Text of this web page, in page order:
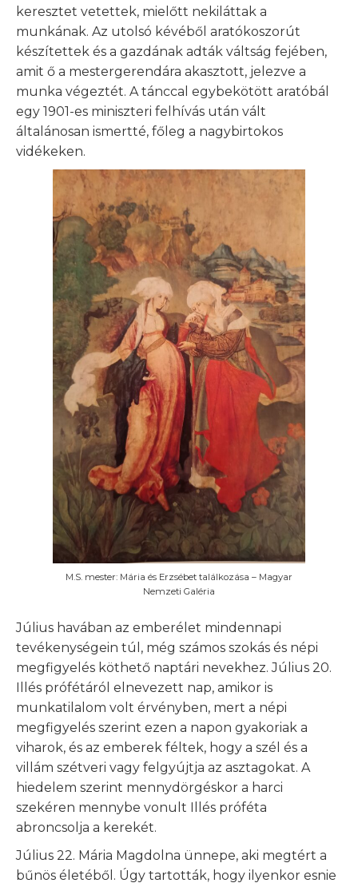
keresztet vetettek, mielőtt nekiláttak a
munkának. Az utolsó kévéből aratókoszorút
készítettek és a gazdának adták váltság fejében,
amit ő a mestergerendára akasztott, jelezve a
munka végeztét. A tánccal egybekötött aratóbál
egy 1901-es miniszteri felhívás után vált
általánosan ismertté, főleg a nagybirtokos
vidékeken.
M.S. mester: Mária és Erzsébet találkozása – Magyar
Nemzeti Galéria
Július havában az emberélet mindennapi
tevékenységein túl, még számos szokás és népi
megfigyelés köthető naptári nevekhez. Július 20.
Illés prófétáról elnevezett nap, amikor is
munkatilalom volt érvényben, mert a népi
megfigyelés szerint ezen a napon gyakoriak a
viharok, és az emberek féltek, hogy a szél és a
villám szétveri vagy felgyújtja az asztagokat. A
hiedelem szerint mennydörgéskor a harci
szekéren mennybe vonult Illés próféta
abroncsolja a kerekét.
Július 22. Mária Magdolna ünnepe, aki megtért a
bűnös életéből. Úgy tartották, hogy ilyenkor esnie